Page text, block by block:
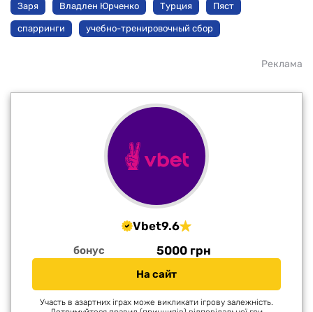
Заря Владлен Юрченко Турция Пяст
спарринги учебно-тренировочный сбор
Реклама
Vbet9.6
бонус 5000 грн
На сайт
Участь в азартних іграх може викликати ігрову залежність.